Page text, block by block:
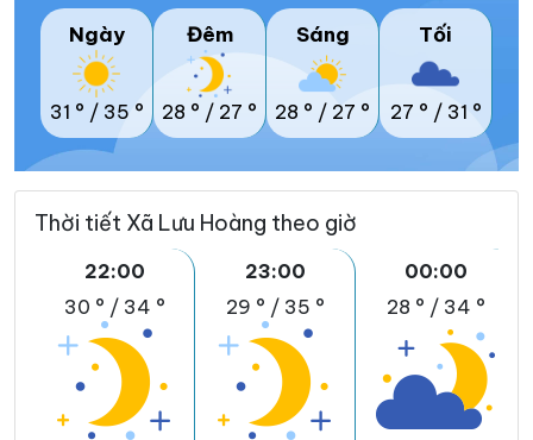
Ngày
31 ° / 35 °
Đêm
28 ° / 27 °
Sáng
28 ° / 27 °
Tối
27 ° / 31 °
Thời tiết Xã Lưu Hoàng theo giờ
22:00
30 ° / 34 °
23:00
29 ° / 35 °
00:00
28 ° / 34 °